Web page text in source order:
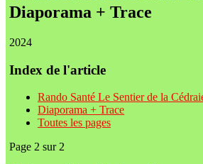
Diaporama + Trace
2024
Index de l'article
Rando Santé Le Sentier de la
Diaporama + Trace
Toutes les pages
Page 2 sur 2